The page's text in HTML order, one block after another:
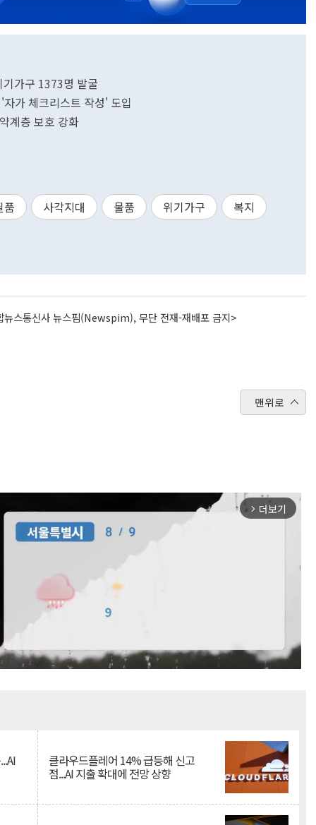
가구 1373명 발굴
가 체크리스트 작성' 도입
계층 보호 강화
품 사각지대 물품 위기가구 복지
뉴스통신사 뉴스핌(Newspim), 무단 전재-재배포 금지>
맨위로
arrow_forward_ios 더보기
클라우드플레어 14% 급등해 신고
점...AI 지출 확대에 전망 상향